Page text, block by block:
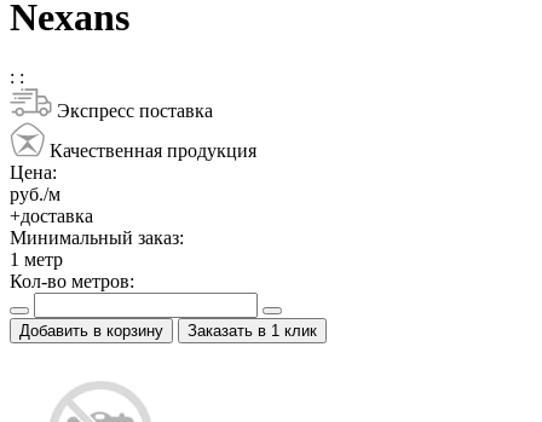
Nexans
: :
Экспресс поставка
Качественная продукция
Цена:
руб./м
+доставка
Минимальный заказ:
1 метр
Кол-во метров:
Добавить в корзину Заказать в 1 клик